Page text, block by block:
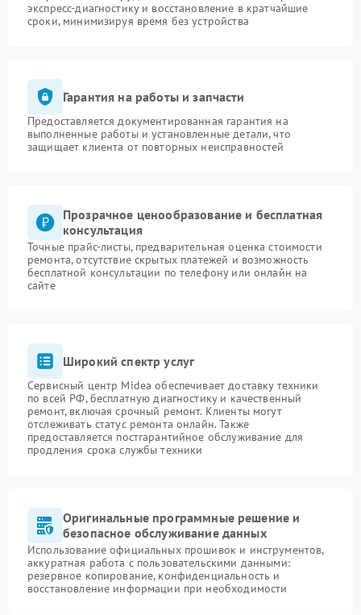
экспресс-диагностику и восстановление в кратчайшие
сроки, минимизируя время без устройства
Гарантия на работы и запчасти
Предоставляется документированная гарантия на
выполненные работы и установленные детали, что
защищает клиента от повторных неисправностей
Прозрачное ценообразование и бесплатная
консультация
Точные прайс-листы, предварительная оценка стоимости
ремонта, отсутствие скрытых платежей и возможность
бесплатной консультации по телефону или онлайн на
сайте
Широкий спектр услуг
Сервисный центр Midea обеспечивает доставку техники
по всей РФ, бесплатную диагностику и качественный
ремонт, включая срочный ремонт. Клиенты могут
отслеживать статус ремонта онлайн. Также
предоставляется постгарантийное обслуживание для
продления срока службы техники
Оригинальные программные решение и
безопасное обслуживание данных
Использование официальных прошивок и инструментов,
аккуратная работа с пользовательскими данными:
резервное копирование, конфиденциальность и
восстановление информации при необходимости